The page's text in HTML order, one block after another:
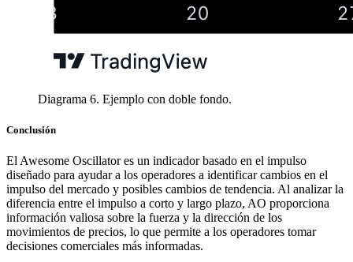
Diagrama 6. Ejemplo con doble fondo.
Conclusión
El Awesome Oscillator es un indicador basado en el impulso
diseñado para ayudar a los operadores a identificar cambios en el
impulso del mercado y posibles cambios de tendencia. Al analizar la
diferencia entre el impulso a corto y largo plazo, AO proporciona
información valiosa sobre la fuerza y ​​la dirección de los
movimientos de precios, lo que permite a los operadores tomar
decisiones comerciales más informadas.